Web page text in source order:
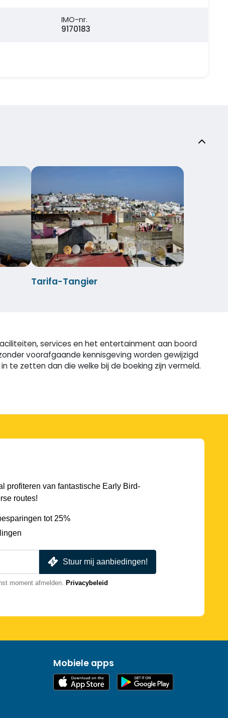
IMO-nr.
9170183
Tarifa-Tangier
services en het entertainment aan boord
voorafgaande kennisgeving worden gewijzigd
te zetten dan die welke bij de boeking zijn vermeld.
profiteren van fantastische Early Bird-
routes!
tot 25%
Stuur mij aanbiedingen!
moment afmelden. Privacybeleid
Mobiele apps